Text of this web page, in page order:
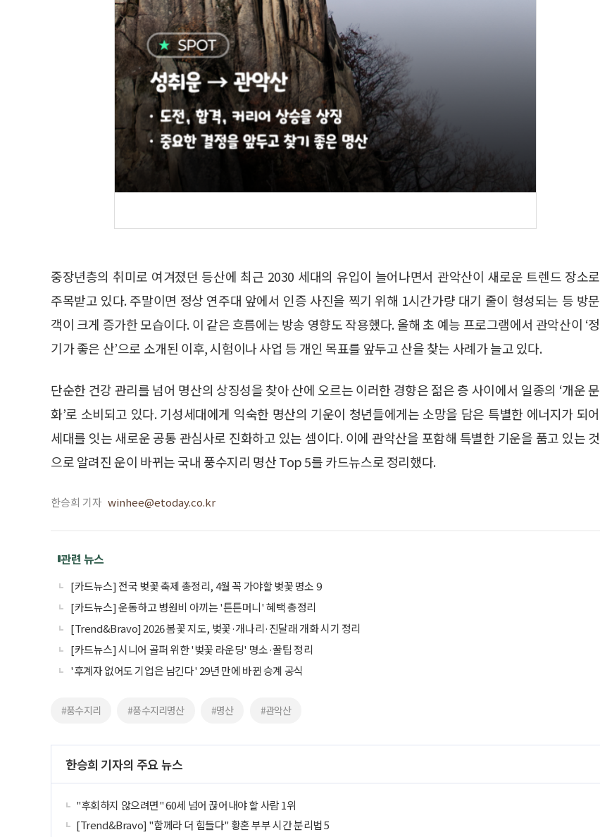
중장년층의 취미로 여겨졌던 등산에 최근 2030 세대의 유입이 늘어나면서 관악산이 새로운 트렌드 장소로
주목받고 있다. 주말이면 정상 연주대 앞에서 인증 사진을 찍기 위해 1시간가량 대기 줄이 형성되는 등 방문
객이 크게 증가한 모습이다. 이 같은 흐름에는 방송 영향도 작용했다. 올해 초 예능 프로그램에서 관악산이 ‘정
기가 좋은 산’으로 소개된 이후, 시험이나 사업 등 개인 목표를 앞두고 산을 찾는 사례가 늘고 있다.
단순한 건강 관리를 넘어 명산의 상징성을 찾아 산에 오르는 이러한 경향은 젊은 층 사이에서 일종의 ‘개운 문
화’로 소비되고 있다. 기성세대에게 익숙한 명산의 기운이 청년들에게는 소망을 담은 특별한 에너지가 되어
세대를 잇는 새로운 공통 관심사로 진화하고 있는 셈이다. 이에 관악산을 포함해 특별한 기운을 품고 있는 것
으로 알려진 운이 바뀌는 국내 풍수지리 명산 Top 5를 카드뉴스로 정리했다.
한승희 기자 winhee@etoday.co.kr
관련 뉴스
[카드뉴스] 전국 벚꽃 축제 총정리, 4월 꼭 가야할 벚꽃 명소 9
[카드뉴스] 운동하고 병원비 아끼는 '튼튼머니' 혜택 총정리
[Trend&Bravo] 2026 봄꽃 지도, 벚꽃·개나리·진달래 개화 시기 정리
[카드뉴스] 시니어 골퍼 위한 '벚꽃 라운딩' 명소·꿀팁 정리
'후계자 없어도 기업은 남긴다' 29년 만에 바뀐 승계 공식
#풍수지리 #풍수지리명산 #명산 #관악산
한승희 기자의 주요 뉴스
"후회하지 않으려면" 60세 넘어 끊어내야 할 사람 1위
[Trend&Bravo] "함께라 더 힘들다" 황혼 부부 시간 분리법 5